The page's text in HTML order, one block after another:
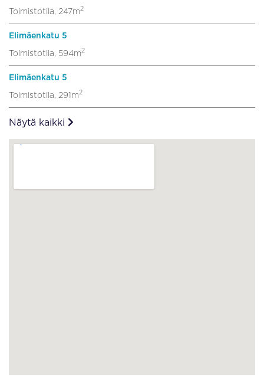
Toimistotila, 247m2
Elimäenkatu 5
Toimistotila, 594m2
Elimäenkatu 5
Toimistotila, 291m2
Näytä kaikki